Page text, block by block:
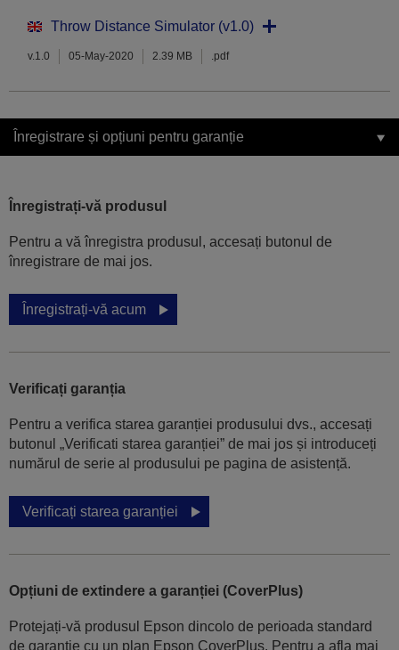
Throw Distance Simulator (v1.0)
v.1.0 05-May-2020 2.39 MB .pdf
Înregistrare și opțiuni pentru garanție
Înregistrați-vă produsul
Pentru a vă înregistra produsul, accesați butonul de
înregistrare de mai jos.
Înregistrați-vă acum
Verificați garanția
Pentru a verifica starea garanției produsului dvs., accesați
butonul „Verificati starea garanției” de mai jos și introduceți
numărul de serie al produsului pe pagina de asistență.
Verificați starea garanției
Opțiuni de extindere a garanției (CoverPlus)
Protejați-vă produsul Epson dincolo de perioada standard
de garanție cu un plan Epson CoverPlus. Pentru a afla mai